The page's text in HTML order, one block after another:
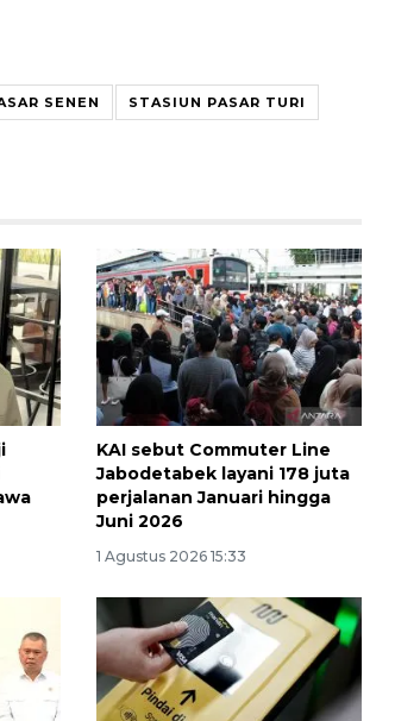
SENEN STASIUN PASAR TURI
KAI sebut Commuter Line
Jabodetabek layani 178 juta
perjalanan Januari hingga
Juni 2026
1 Agustus 2026 15:33
2026-08-06 18:45:00